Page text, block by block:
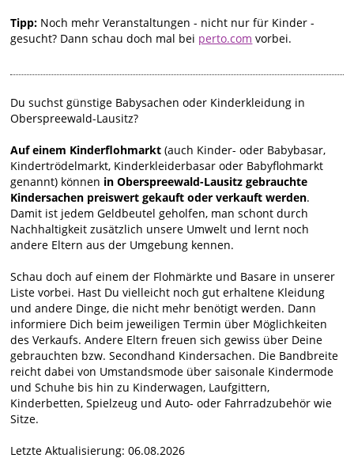
Tipp: Noch mehr Veranstaltungen - nicht nur für Kinder -
gesucht? Dann schau doch mal bei perto.com vorbei.
Du suchst günstige Babysachen oder Kinderkleidung in
Oberspreewald-Lausitz?
Auf einem Kinderflohmarkt (auch Kinder- oder Babybasar,
Kindertrödelmarkt, Kinderkleiderbasar oder Babyflohmarkt
genannt) können in Oberspreewald-Lausitz gebrauchte
Kindersachen preiswert gekauft oder verkauft werden.
Damit ist jedem Geldbeutel geholfen, man schont durch
Nachhaltigkeit zusätzlich unsere Umwelt und lernt noch
andere Eltern aus der Umgebung kennen.
Schau doch auf einem der Flohmärkte und Basare in unserer
Liste vorbei. Hast Du vielleicht noch gut erhaltene Kleidung
und andere Dinge, die nicht mehr benötigt werden. Dann
informiere Dich beim jeweiligen Termin über Möglichkeiten
des Verkaufs. Andere Eltern freuen sich gewiss über Deine
gebrauchten bzw. Secondhand Kindersachen. Die Bandbreite
reicht dabei von Umstandsmode über saisonale Kindermode
und Schuhe bis hin zu Kinderwagen, Laufgittern,
Kinderbetten, Spielzeug und Auto- oder Fahrradzubehör wie
Sitze.
Letzte Aktualisierung: 06.08.2026